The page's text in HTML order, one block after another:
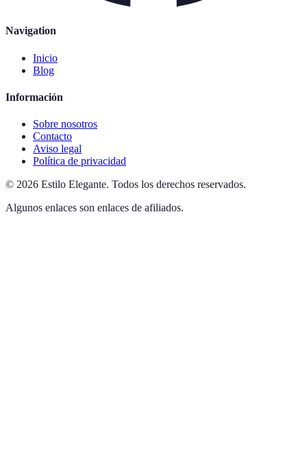
Navigation
Inicio
Blog
Información
Sobre nosotros
Contacto
Aviso legal
Política de privacidad
© 2026 Estilo Elegante. Todos los derechos reservados.
Algunos enlaces son enlaces de afiliados.